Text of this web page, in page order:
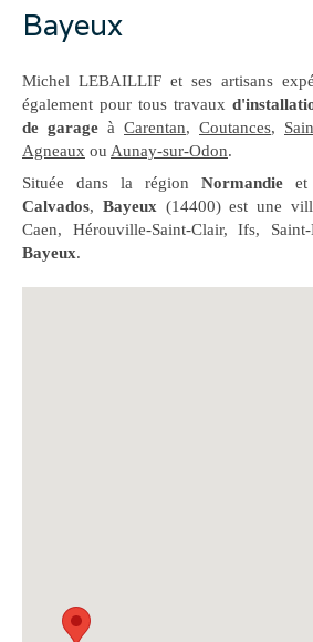
Bayeux
Michel LEBAILLIF et ses artisans
également pour tous travaux
de garage à Carentan, Coutances,
Agneaux ou Aunay-sur-Odon.
Située dans la région Normandie et
Calvados, Bayeux (14400) est une
Caen, Hérouville-Saint-Clair, Ifs,
Bayeux.